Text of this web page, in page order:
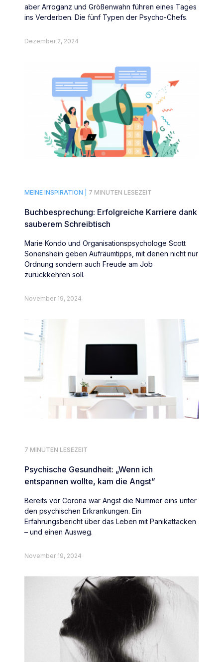
aber Arroganz und Größenwahn führen eines Tages
ins Verderben. Die fünf Typen der Psycho-Chefs.
Dezember 2, 2024
MEINE INSPIRATION | 7 MINUTEN LESEZEIT
Buchbesprechung: Erfolgreiche Karriere dank
sauberem Schreibtisch
Marie Kondo und Organisationspsychologe Scott
Sonenshein geben Aufräumtipps, mit denen nicht nur
Ordnung sondern auch Freude am Job
zurückkehren soll.
November 19, 2024
7 MINUTEN LESEZEIT
Psychische Gesundheit: „Wenn ich
entspannen wollte, kam die Angst”
Bereits vor Corona war Angst die Nummer eins unter
den psychischen Erkrankungen. Ein
Erfahrungsbericht über das Leben mit Panikattacken
– und einen Ausweg.
November 19, 2024